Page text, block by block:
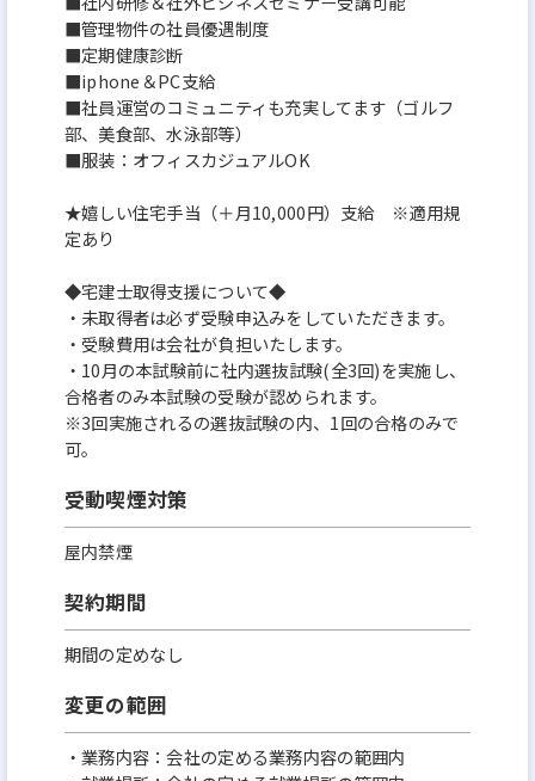
■管理物件の社員優遇制度
■定期健康診断
■iphone＆PC支給
■社員運営のコミュニティも充実してます（ゴルフ
部、美食部、水泳部等）
■服装：オフィスカジュアルOK
★嬉しい住宅手当（＋月10,000円）支給 ※適用規
定あり
◆宅建士取得支援について◆
・未取得者は必ず受験申込みをしていただきます。
・受験費用は会社が負担いたします。
・10月の本試験前に社内選抜試験(全3回)を実施し、
合格者のみ本試験の受験が認められます。
※3回実施されるの選抜試験の内、1回の合格のみで
可。
受動喫煙対策
屋内禁煙
契約期間
期間の定めなし
変更の範囲
・業務内容：会社の定める業務内容の範囲内